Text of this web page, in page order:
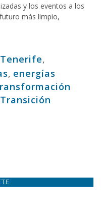
y los eventos a los
más limpio,
,
, energías